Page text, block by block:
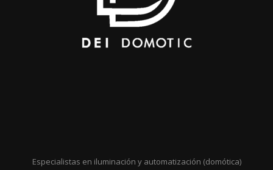
Especialistas en iluminación y automatización (domótica)